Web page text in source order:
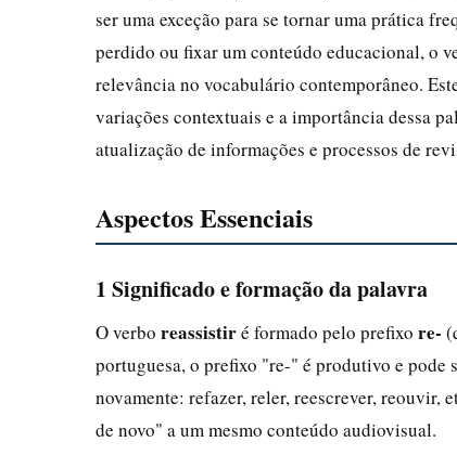
ser uma exceção para se tornar uma prática
perdido ou fixar um conteúdo educacional, o
relevância no vocabulário contemporâneo.
variações contextuais e a importância dessa
atualização de informações e processos de
Aspectos Essenciais
1 Significado e formação da palavra
O verbo reassistiré formado pelo prefixo re-
portuguesa, o prefixo "re-" é produtivo e pode
novamente: refazer, reler, reescrever, reouvir,
de novo" a um mesmo conteúdo audiovisual.